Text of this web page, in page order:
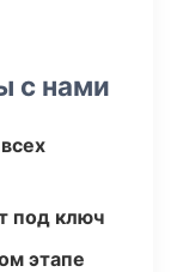
с нами
под ключ
этапе